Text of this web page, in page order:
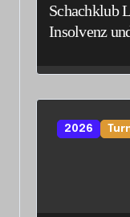
Schachklub
Insolvenz
2026